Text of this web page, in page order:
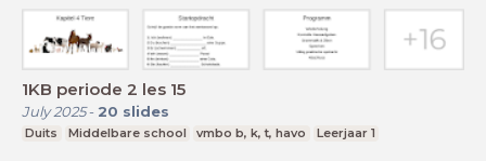
1KB periode 2 les 15
July 2025- 20 slides
Duits Middelbare school vmbo b, k, t, havo Leerjaar 1